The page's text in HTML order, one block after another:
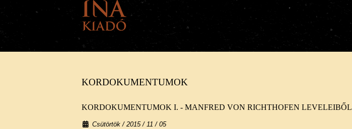
A KIADÓRÓL
KORDOKUMENTUMOK
KORDOKUMENTUMOK I. - MANFRED VON RICHTHOFEN LEVELEIBŐL
Csütörtök / 2015 / 11 / 05